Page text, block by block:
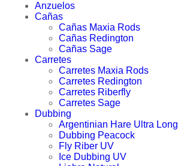
Anzuelos
Cañas
Cañas Maxia Rods
Cañas Redington
Cañas Sage
Carretes
Carretes Maxia Rods
Carretes Redington
Carretes Riberfly
Carretes Sage
Dubbing
Argentinian Hare Ultra Long
Dubbing Peacock
Fly Riber UV
Ice Dubbing UV